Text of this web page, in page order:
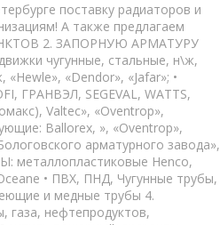
поставку радиаторов и
А также предлагаем
2. ЗАПОРНУЮ АРМАТУРУ
чугунные, стальные, н\ж,
«Dendor», «Jafar»; •
ГРАНВЭЛ, SEGEVAL, WATTS,
Valtec», «Oventrop»,
Ballorex, », «Oventrop»,
арматурного завода»,
металлопластиковые Henco,
• ПВХ, ПНД, Чугунные трубы,
и медные трубы 4.
нефтепродуктов,